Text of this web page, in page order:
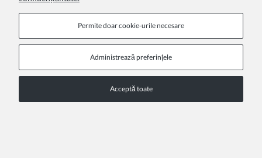
Rochia Eleganță Marină Gabriela pentru Fetite
142,10 Lei
Preț obișnuit:203,00 Lei
Cel mai mic preț în ultimele 30 de zile înainte de reducere:
OFERTA SPECIALA
Permite doar cookie‑urile necesare
Administrează preferințele
Acceptă toate